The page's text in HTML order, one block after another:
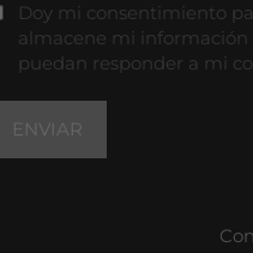
Doy mi consentimiento
almacene mi información
puedan responder a mi